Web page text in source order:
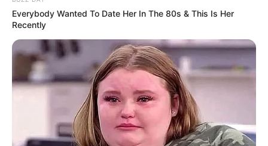
Mit dem von prunkvollen
Barockbauwerken eingefassten Alten
Markt und weiteren Sehenswürdigkeiten
und Ausflugszielen gibt es in der unterhalb eines riesigen
Barockschlosses liegenden Stadt viel zu sehen.
Festung Ehrenbreitstein
Die riesige, von 1817 bis 1828 auf der
Everybody Wanted To Date Her In The 80s & This Is Her
Recently